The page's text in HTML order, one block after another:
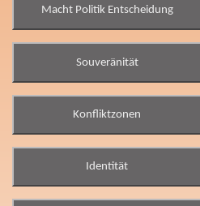
Macht Politik Entscheidung
Souveränität
Konfliktzonen
Identität